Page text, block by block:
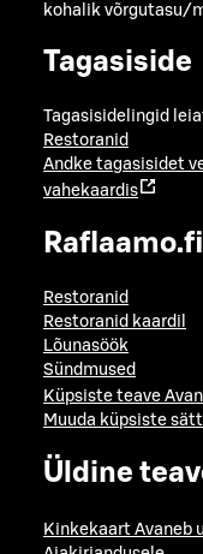
kohalik võrgutasu/
Tagasiside
Tagasisidelingid
Restoranid
Andke tagasisidet
vahekaardis
Raflaamo.fi
Restoranid
Restoranid kaardil
Lõunasöök
Sündmused
Küpsiste teave
Muuda küpsiste
Üldine
Kinkekaart Avaneb